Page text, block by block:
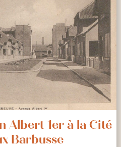
Albert 1er à la Cité
Barbusse